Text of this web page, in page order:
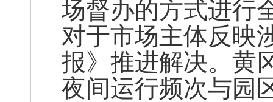
场督办的方式进行
对于市场主体反映
报》推进解决。黄
夜间运行频次与园